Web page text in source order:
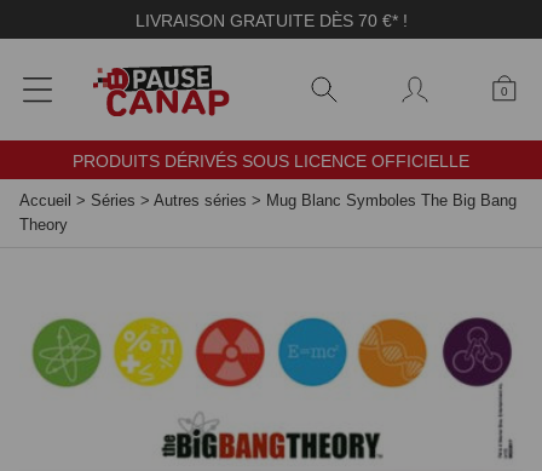
LIVRAISON GRATUITE DÈS 70 €* !
0
PRODUITS DÉRIVÉS SOUS LICENCE OFFICIELLE
Accueil > Séries > Autres séries > Mug Blanc Symboles The Big Bang
Theory
Panneau de gestion des cookies